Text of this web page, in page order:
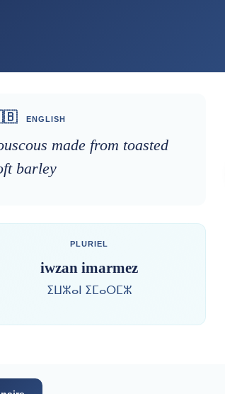
ENGLISH
made from toasted
barley
PLURIEL
iwzan imarmez
ⵉⵡⵣⴰⵏ ⵉⵎⴰⵔⵎⵣ